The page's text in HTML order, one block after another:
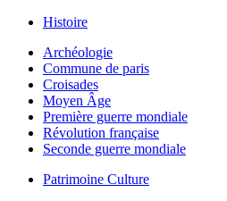
Histoire
Archéologie
Commune de paris
Croisades
Moyen Âge
Première guerre mondiale
Révolution française
Seconde guerre mondiale
Patrimoine Culture